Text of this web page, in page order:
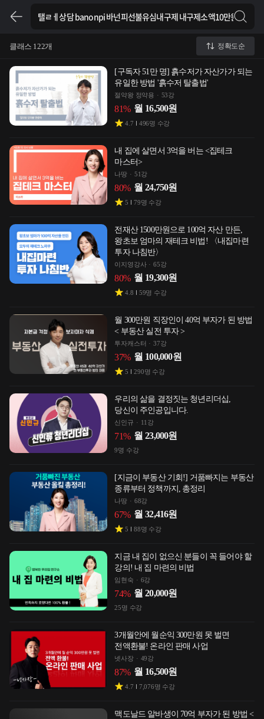
클래스 122개 정확도순
[구독자 51만 명] 흙수저가 자산가가 되는
유일한 방법 '흙수저 탈출법'
절약왕 정약용 53강
81% 월 16,500원
4.7 496명 수강
내 집에 살면서 3억을 버는 <집테크
마스터>
나땅 51강
80% 월 24,750원
5 79명 수강
전재산 1500만원으로 100억 자산 만든,
왕초보 엄마의 재테크 비법! 〈내집마련
투자 나침반〉
이지영강사 65강
80% 월 19,300원
4.8 59명 수강
월 300만원 직장인이 40억 부자가 된 방법
< 부동산 실전 투자 >
투자캐스터 37강
37% 월 100,000원
5 290명 수강
우리의 삶을 결정짓는 청년리더십,
당신이 주인공입니다.
신인규 11강
71% 월 23,000원
9명 수강
[지금이 부동산 기회!] 거품빠지는 부동산
종류부터 정책까지, 총정리
나땅 68강
67% 월 32,416원
5 88명 수강
지금 내 집이 없으신 분들이 꼭 들어야 할
강의! 내 집 마련의 비법
임현숙 6강
74% 월 20,000원
25명 수강
3개월안에 월순익 300만원 못 벌면
전액환불! 온라인 판매 사업
넷사장 49강
87% 월 16,500원
4.7 7,076명 수강
맥도날드 알바생이 70억 부자가 된 방법 <